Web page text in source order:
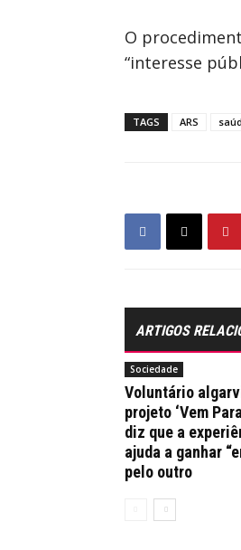
O
“interesse
TAGS ARS
ARTIGOS
Sociedade
Voluntário
projeto ‘Vem
diz que a
ajuda a ganhar
pelo outro